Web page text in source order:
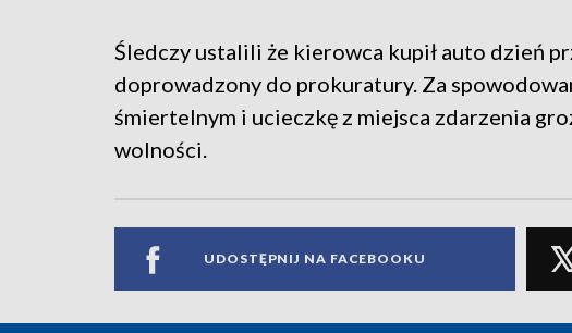
Śledczy ustalili że kierowca kupił auto dzień
doprowadzony do prokuratury. Za
śmiertelnym i ucieczkę z miejsca zdarzenia
wolności.
UDOSTĘPNIJ NA FACEBOOKU